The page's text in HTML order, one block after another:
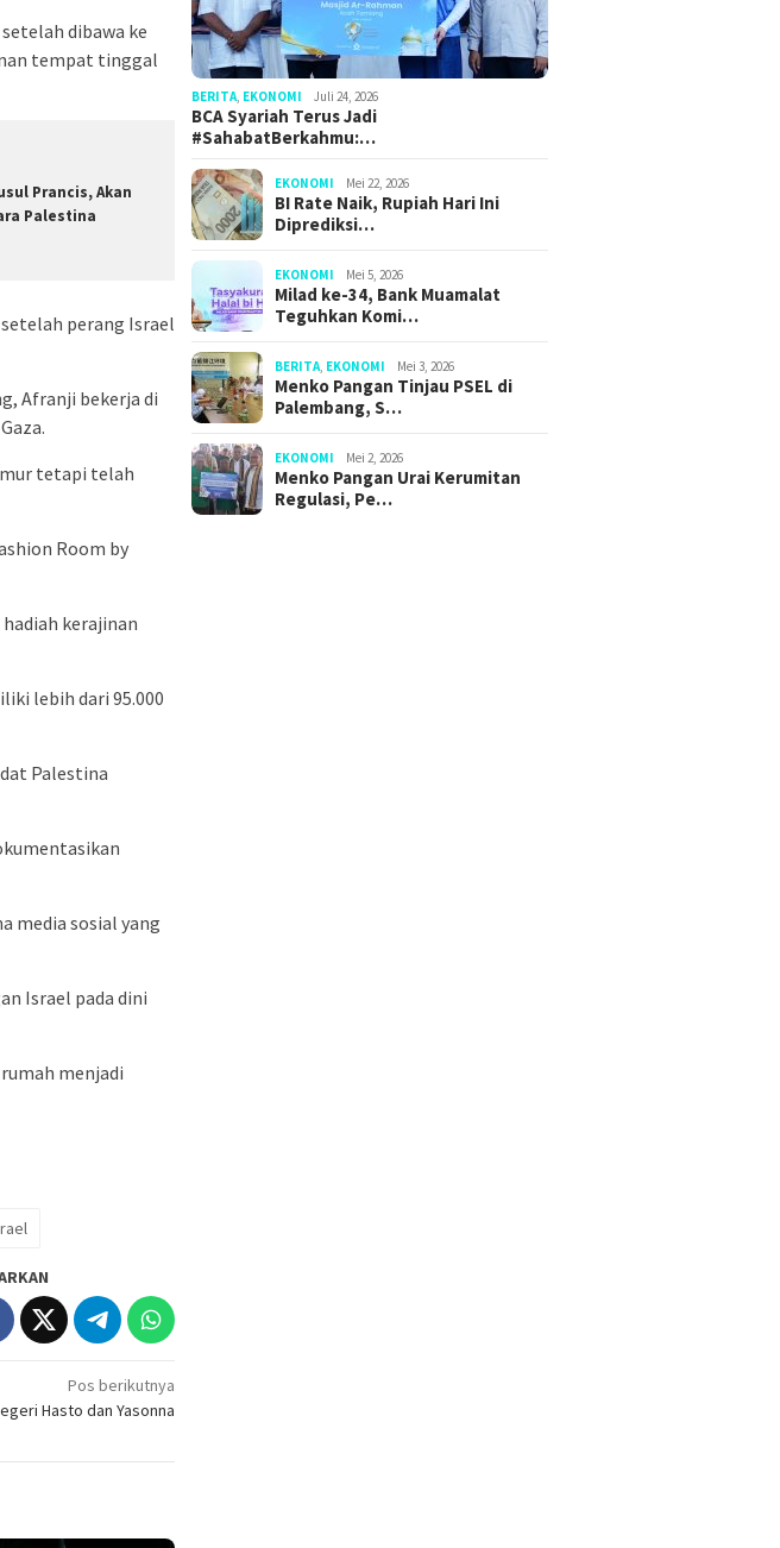
dibawa ke
tempat tinggal
Prancis, Akan
Palestina
perang Israel
Afranji bekerja di
tetapi telah
Room by
kerajinan
lebih dari 95.000
Palestina
media sosial yang
Israel pada dini
menjadi
Pos berikutnya
Hasto dan Yasonna
BERITA EKONOMI Juli 24, 2026
BCA Syariah Terus Jadi
#SahabatBerkahmu:…
EKONOMI Mei 22, 2026
BI Rate Naik, Rupiah Hari Ini
Diprediksi…
EKONOMI Mei 5, 2026
Milad ke-34, Bank Muamalat
Teguhkan Komi…
BERITA EKONOMI Mei 3, 2026
Menko Pangan Tinjau PSEL di
Palembang, S…
EKONOMI Mei 2, 2026
Menko Pangan Urai Kerumitan
Regulasi, Pe…